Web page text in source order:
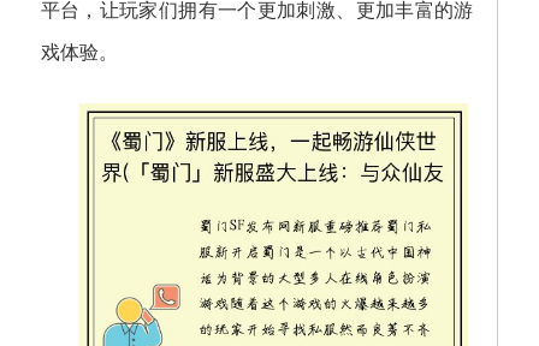
平台，让玩家们拥有一个更加刺激、更加丰富的游
戏体验。